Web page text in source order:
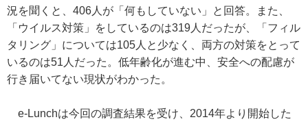
況を聞くと、406人が「何もしていない」と回答。また、
「ウイルス対策」をしているのは319人だったが、「フィル
タリング」については105人と少なく、両方の対策をとって
いるのは51人だった。低年齢化が進む中、安全への配慮が
行き届いてない現状がわかった。
e-Lunchは今回の調査結果を受け、2014年より開始した